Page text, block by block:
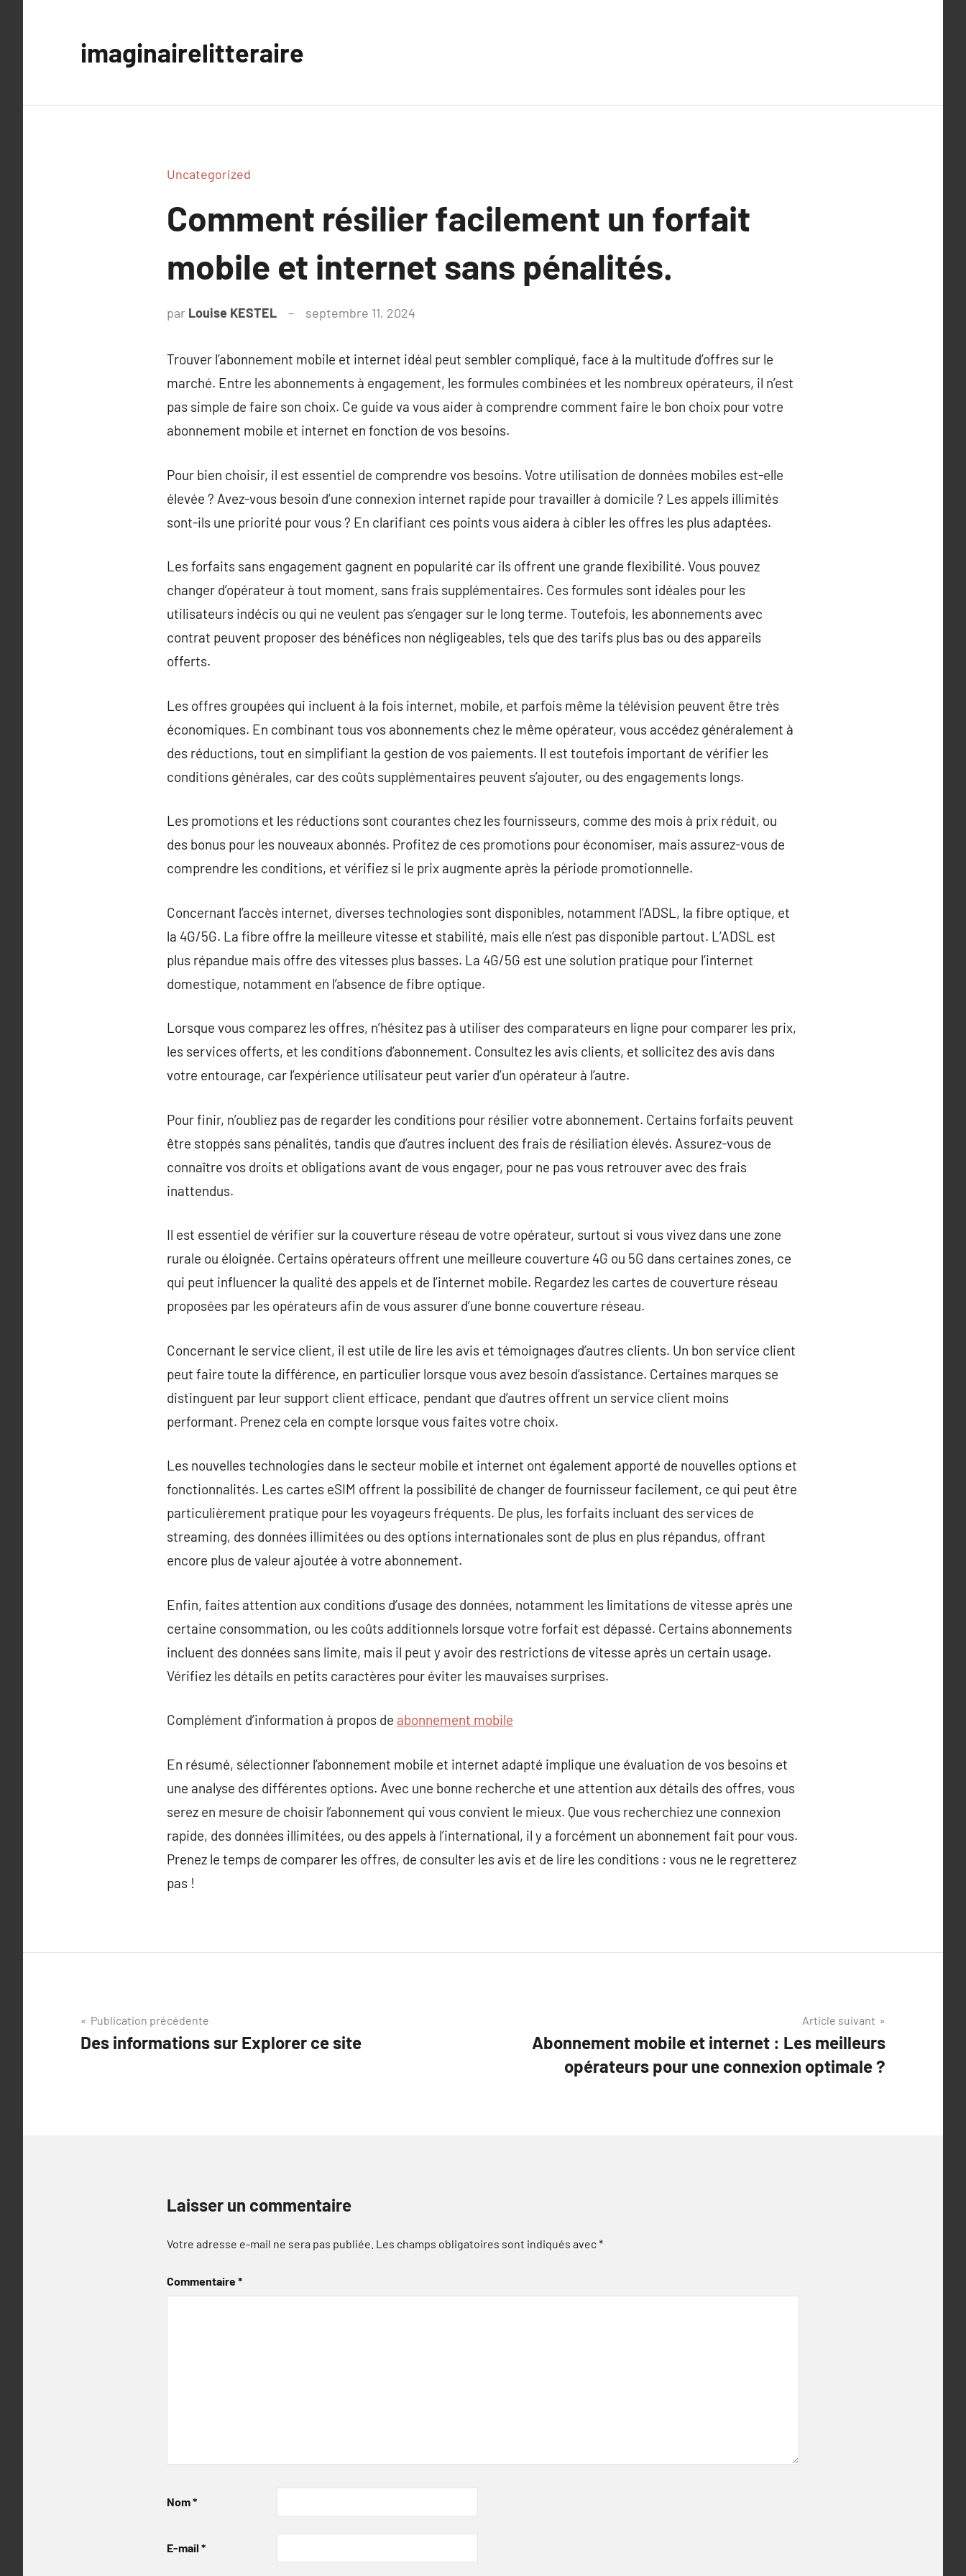
imaginairelitteraire
Uncategorized
Comment résilier facilement un forfait
mobile et internet sans pénalités.
par Louise KESTEL septembre 11, 2024
Trouver l’abonnement mobile et internet idéal peut sembler compliqué, face à la multitude d’offres sur le
marché. Entre les abonnements à engagement, les formules combinées et les nombreux opérateurs, il n’est
pas simple de faire son choix. Ce guide va vous aider à comprendre comment faire le bon choix pour votre
abonnement mobile et internet en fonction de vos besoins.
Pour bien choisir, il est essentiel de comprendre vos besoins. Votre utilisation de données mobiles est-elle
élevée ? Avez-vous besoin d’une connexion internet rapide pour travailler à domicile ? Les appels illimités
sont-ils une priorité pour vous ? En clarifiant ces points vous aidera à cibler les offres les plus adaptées.
Les forfaits sans engagement gagnent en popularité car ils offrent une grande flexibilité. Vous pouvez
changer d’opérateur à tout moment, sans frais supplémentaires. Ces formules sont idéales pour les
utilisateurs indécis ou qui ne veulent pas s’engager sur le long terme. Toutefois, les abonnements avec
contrat peuvent proposer des bénéfices non négligeables, tels que des tarifs plus bas ou des appareils
offerts.
Les offres groupées qui incluent à la fois internet, mobile, et parfois même la télévision peuvent être très
économiques. En combinant tous vos abonnements chez le même opérateur, vous accédez généralement à
des réductions, tout en simplifiant la gestion de vos paiements. Il est toutefois important de vérifier les
conditions générales, car des coûts supplémentaires peuvent s’ajouter, ou des engagements longs.
Les promotions et les réductions sont courantes chez les fournisseurs, comme des mois à prix réduit, ou
des bonus pour les nouveaux abonnés. Profitez de ces promotions pour économiser, mais assurez-vous de
comprendre les conditions, et vérifiez si le prix augmente après la période promotionnelle.
Concernant l’accès internet, diverses technologies sont disponibles, notamment l’ADSL, la fibre optique, et
la 4G/5G. La fibre offre la meilleure vitesse et stabilité, mais elle n’est pas disponible partout. L’ADSL est
plus répandue mais offre des vitesses plus basses. La 4G/5G est une solution pratique pour l’internet
domestique, notamment en l’absence de fibre optique.
Lorsque vous comparez les offres, n’hésitez pas à utiliser des comparateurs en ligne pour comparer les prix,
les services offerts, et les conditions d’abonnement. Consultez les avis clients, et sollicitez des avis dans
votre entourage, car l’expérience utilisateur peut varier d’un opérateur à l’autre.
Pour finir, n’oubliez pas de regarder les conditions pour résilier votre abonnement. Certains forfaits peuvent
être stoppés sans pénalités, tandis que d’autres incluent des frais de résiliation élevés. Assurez-vous de
connaître vos droits et obligations avant de vous engager, pour ne pas vous retrouver avec des frais
inattendus.
Il est essentiel de vérifier sur la couverture réseau de votre opérateur, surtout si vous vivez dans une zone
rurale ou éloignée. Certains opérateurs offrent une meilleure couverture 4G ou 5G dans certaines zones, ce
qui peut influencer la qualité des appels et de l’internet mobile. Regardez les cartes de couverture réseau
proposées par les opérateurs afin de vous assurer d’une bonne couverture réseau.
Concernant le service client, il est utile de lire les avis et témoignages d’autres clients. Un bon service client
peut faire toute la différence, en particulier lorsque vous avez besoin d’assistance. Certaines marques se
distinguent par leur support client efficace, pendant que d’autres offrent un service client moins
performant. Prenez cela en compte lorsque vous faites votre choix.
Les nouvelles technologies dans le secteur mobile et internet ont également apporté de nouvelles options et
fonctionnalités. Les cartes eSIM offrent la possibilité de changer de fournisseur facilement, ce qui peut être
particulièrement pratique pour les voyageurs fréquents. De plus, les forfaits incluant des services de
streaming, des données illimitées ou des options internationales sont de plus en plus répandus, offrant
encore plus de valeur ajoutée à votre abonnement.
Enfin, faites attention aux conditions d’usage des données, notamment les limitations de vitesse après une
certaine consommation, ou les coûts additionnels lorsque votre forfait est dépassé. Certains abonnements
incluent des données sans limite, mais il peut y avoir des restrictions de vitesse après un certain usage.
Vérifiez les détails en petits caractères pour éviter les mauvaises surprises.
Complément d’information à propos de abonnement mobile
En résumé, sélectionner l’abonnement mobile et internet adapté implique une évaluation de vos besoins et
une analyse des différentes options. Avec une bonne recherche et une attention aux détails des offres, vous
serez en mesure de choisir l’abonnement qui vous convient le mieux. Que vous recherchiez une connexion
rapide, des données illimitées, ou des appels à l’international, il y a forcément un abonnement fait pour vous.
Prenez le temps de comparer les offres, de consulter les avis et de lire les conditions : vous ne le regretterez
pas !
Navigation
de
Publication précédente
Des informations sur Explorer ce site
Article suivant
Abonnement mobile et internet : Les meilleurs
opérateurs pour une connexion optimale ?
Laisser un commentaire
Votre adresse e-mail ne sera pas publiée. Les champs obligatoires sont indiqués avec*
Commentaire*
Nom*
E-mail *